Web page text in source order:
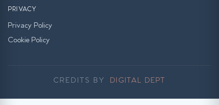
PRIVACY
Privacy Policy
Cookie Policy
CREDITS BY DIGITAL DEPT